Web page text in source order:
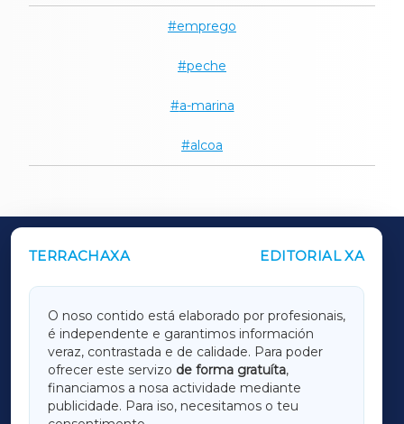
emprego
peche
a-marina
alcoa
TERRACHAXA EDITORIAL XA
O noso contido está elaborado por profesionais,
é independente e garantimos información
veraz, contrastada e de calidade. Para poder
ofrecer este servizo de forma gratuíta,
financiamos a nosa actividade mediante
publicidade. Para iso, necesitamos o teu
OUTROS PERIÓDICOS
LUGOXA
TERRACHAXA